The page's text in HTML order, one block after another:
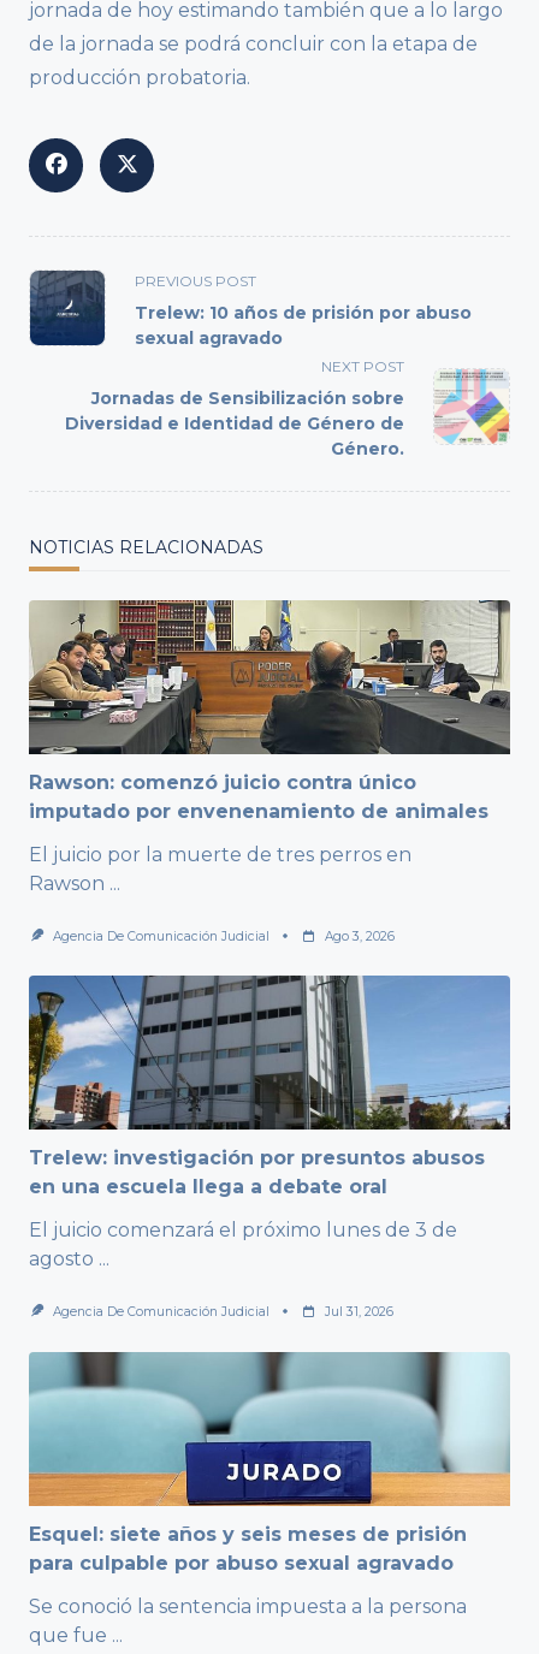
jornada de hoy estimando también que a lo largo
de la jornada se podrá concluir con la etapa de
producción probatoria.
<span
class="nav-
subtitle
reader-
text">Page</span>
PREVIOUS POST
Trelew: 10 años de prisión por abuso
sexual agravado
NEXT POST
Jornadas de Sensibilización sobre
Diversidad e Identidad de Género de
Género.
NOTICIAS RELACIONADAS
Rawson: comenzó juicio contra único
imputado por envenenamiento de animales
El juicio por la muerte de tres perros en
Rawson ...
Agencia De Comunicación Judicial Ago 3, 2026
Trelew: investigación por presuntos abusos
en una escuela llega a debate oral
El juicio comenzará el próximo lunes de 3 de
agosto ...
Agencia De Comunicación Judicial Jul 31, 2026
Esquel: siete años y seis meses de prisión
para culpable por abuso sexual agravado
Se conoció la sentencia impuesta a la persona
que fue ...